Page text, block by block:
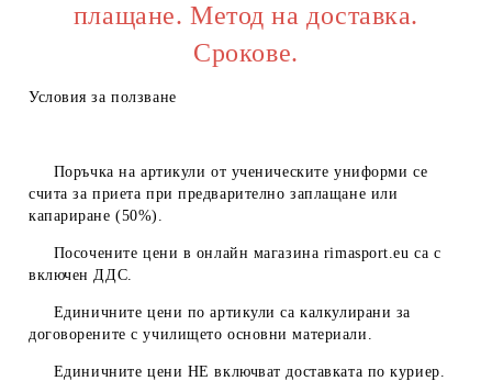
плащане. Метод на доставка.
Срокове.
Условия за ползване
Поръчка на артикули от ученическите униформи се
счита за приета при предварително заплащане или
капариране (50%).
Посочените цени в онлайн магазина rimasport.eu са с
включен ДДС.
Единичните цени по артикули са калкулирани за
договорените с училището основни материали.
Единичните цени НЕвключват доставката по куриер.